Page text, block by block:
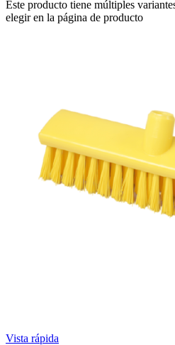
Este producto tiene múltiples
elegir en la página de producto
Vista rápida